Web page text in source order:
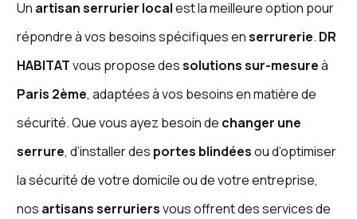
Un artisan serrurier localest la meilleure option pour
répondre à vos besoins spécifiques enserrurerie. DR
HABITATvous propose dessolutions sur-mesureà
Paris 2ème, adaptées à vos besoins en matière de
sécurité. Que vous ayez besoin de changer une
serrure, d’installer des portes blindéesou d’optimiser
la sécurité de votre domicile ou de votre entreprise,
nos artisans serruriersvous offrent des services de